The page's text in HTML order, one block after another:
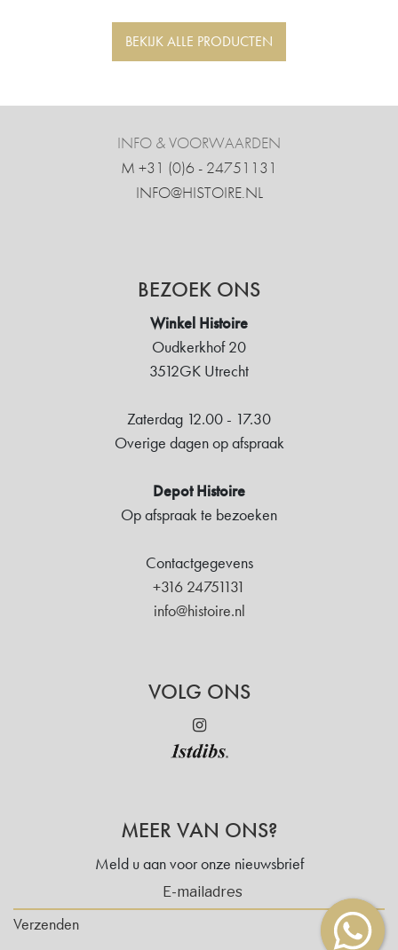
BEKIJK ALLE PRODUCTEN
INFO & VOORWAARDEN
M +31 ‍(0)6 - 24751131
INFO@HISTOIRE.NL
BEZOEK ONS
Winkel Histoire
Oudkerkhof 20
3512GK Utrecht
Zaterdag 12.00 - 17.30
Overige dagen op afspraak
Depot Histoire
Op afspraak te bezoeken
Contactgegevens
+316 24751131
info@histoire.nl
VOLG ONS
MEER VAN ONS?
Meld u aan voor onze nieuwsbrief